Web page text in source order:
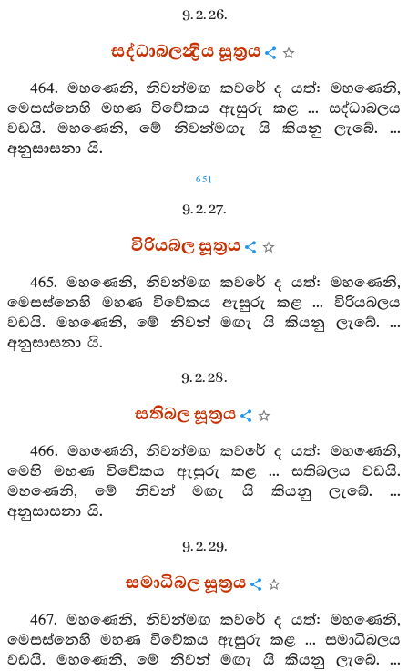
9. 2. 26.
සද්ධාබලන්‍ද්‍රිය සූත්‍රය
464. මහණෙනි, නිවන්මඟ කවරේ ද යත්: මහණෙනි,
මෙසස්නෙහි මහණ විවේකය ඇසුරු කළ ... සද්ධාබලය
වඩයි. මහණෙනි, මේ නිවන්මඟැ යි කියනු ලැබේ. ...
අනුසාසනා යි.
651
9. 2. 27.
විරියබල සූත්‍රය
465. මහණෙනි, නිවන්මඟ කවරේ ද යත්: මහණෙනි,
මෙසස්නෙහි මහණ විවේකය ඇසුරු කළ ... විරියබලය
වඩයි. මහණෙනි, මේ නිවන් මඟැ යි කියනු ලැබේ. ...
අනුසාසනා යි.
9. 2. 28.
සතිබල සූත්‍රය
466. මහණෙනි, නිවන්මඟ කවරේ ද යත්: මහණෙනි,
මෙහි මහණ විවේකය ඇසුරු කළ ... සතිබලය වඩයි.
මහණෙනි, මේ නිවන් මඟැ යි කියනු ලැබේ. ...
අනුසාසනා යි.
9. 2. 29.
සමාධිබල සූත්‍රය
467. මහණෙනි, නිවන්මඟ කවරේ ද යත්: මහණෙනි,
මෙසස්නෙහි මහණ විවේකය ඇසුරු කළ ... සමාධිබලය
වඩයි. මහණෙනි, මේ නිවන් මඟැ යි කියනු ලැබේ. ...